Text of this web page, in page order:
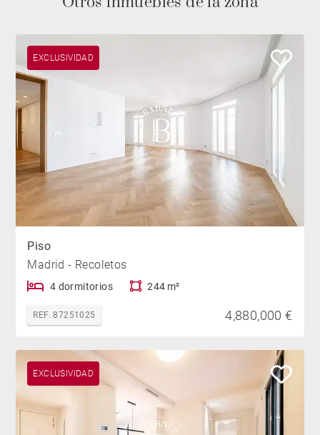
EXCLUSIVIDAD
Piso
Madrid - Recoletos
4 dormitorios 244 m²
REF. 87251025 4,880,000 €
EXCLUSIVIDAD